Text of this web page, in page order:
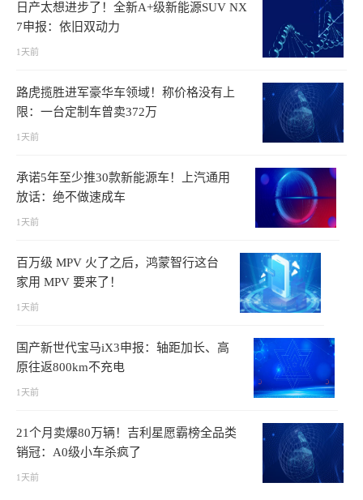
日产太想进步了！全新A+级新能源SUV NX
7申报：依旧双动力
1天前
路虎揽胜进军豪华车领域！称价格没有上
限：一台定制车曾卖372万
1天前
承诺5年至少推30款新能源车！上汽通用
放话：绝不做速成车
1天前
百万级 MPV 火了之后，鸿蒙智行这台
家用 MPV 要来了！
1天前
国产新世代宝马iX3申报：轴距加长、高
原往返800km不充电
1天前
21个月卖爆80万辆！吉利星愿霸榜全品类
销冠：A0级小车杀疯了
1天前